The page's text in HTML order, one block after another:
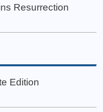
Resurrection
Edition